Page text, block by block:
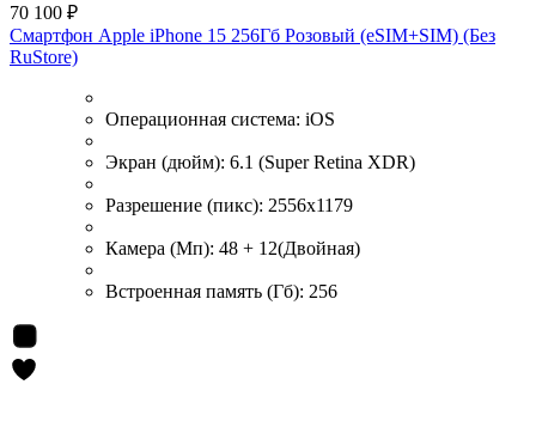
70 100 ₽
Смартфон Apple iPhone 15 256Гб Розовый (eSIM+SIM) (Без
RuStore)
Операционная система: iOS
Экран (дюйм): 6.1 (Super Retina XDR)
Разрешение (пикс): 2556x1179
Камера (Мп): 48 + 12(Двойная)
Встроенная память (Гб): 256